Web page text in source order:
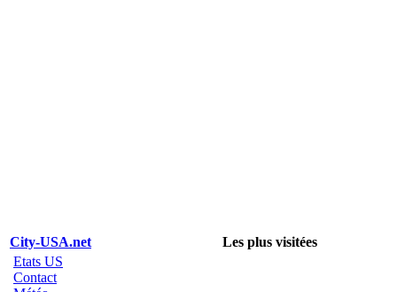
City-USA.net
Les plus visitées
Etats US
Contact